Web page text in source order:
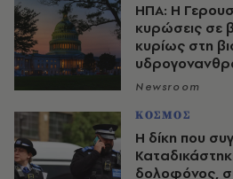
ΗΠΑ: Η
κυρώσεις σε
κυρίως στη
Newsroom
ΚΟΣΜΟΣ
H δίκη που
δολοφόνος,